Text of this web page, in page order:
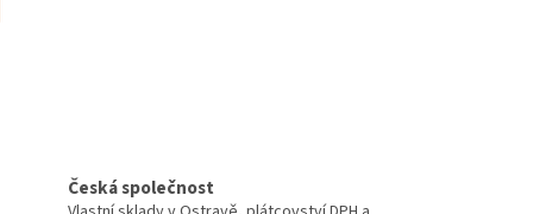
Česká společnost